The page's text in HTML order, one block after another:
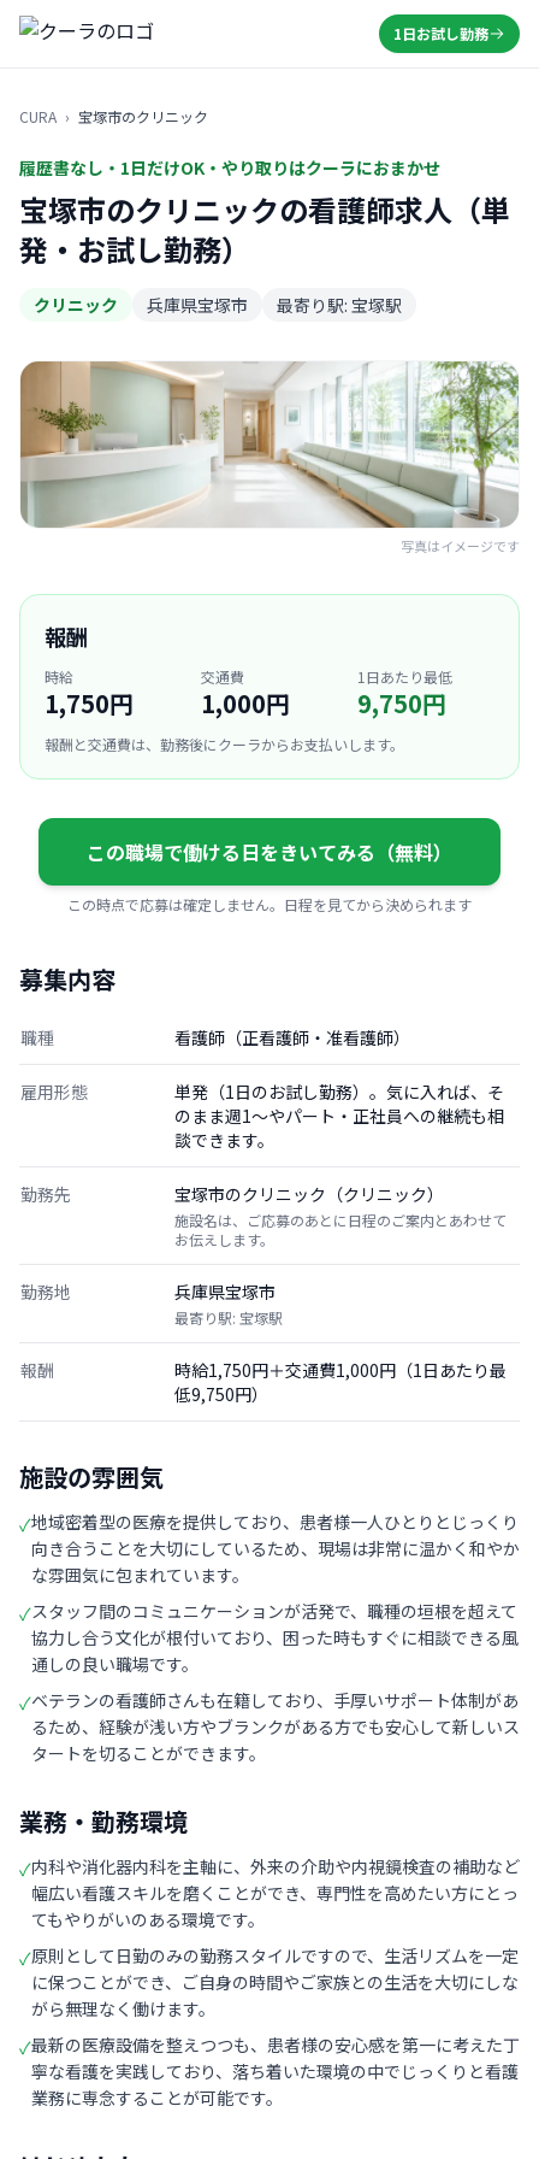
1日お試し勤務
CURA › 宝塚市のクリニック
履歴書なし・1日だけOK・やり取りはクーラにおまかせ
宝塚市のクリニックの看護師求人（単
発・お試し勤務）
クリニック 兵庫県宝塚市 最寄り駅: 宝塚駅
写真はイメージです
報酬
時給
1,750円
交通費
1,000円
1日あたり最低
9,750円
報酬と交通費は、勤務後にクーラからお支払いします。
この職場で働ける日をきいてみる（無料）
この時点で応募は確定しません。日程を見てから決められます
募集内容
職種 看護師（正看護師・准看護師）
雇用形態
単発（1日のお試し勤務）。気に入れば、そ
のまま週1〜やパート・正社員への継続も相
談できます。
勤務先 宝塚市のクリニック（クリニック）
施設名は、ご応募のあとに日程のご案内とあわせて
お伝えします。
勤務地 兵庫県宝塚市
最寄り駅: 宝塚駅
報酬
時給1,750円＋交通費1,000円（1日あたり最
低9,750円）
施設の雰囲気
✓地域密着型の医療を提供しており、患者様一人ひとりとじっくり
向き合うことを大切にしているため、現場は非常に温かく和やか
な雰囲気に包まれています。
✓スタッフ間のコミュニケーションが活発で、職種の垣根を超えて
協力し合う文化が根付いており、困った時もすぐに相談できる風
通しの良い職場です。
✓ベテランの看護師さんも在籍しており、手厚いサポート体制があ
るため、経験が浅い方やブランクがある方でも安心して新しいス
タートを切ることができます。
業務・勤務環境
✓内科や消化器内科を主軸に、外来の介助や内視鏡検査の補助など
幅広い看護スキルを磨くことができ、専門性を高めたい方にとっ
てもやりがいのある環境です。
✓原則として日勤のみの勤務スタイルですので、生活リズムを一定
に保つことができ、ご自身の時間やご家族との生活を大切にしな
がら無理なく働けます。
✓最新の医療設備を整えつつも、患者様の安心感を第一に考えた丁
寧な看護を実践しており、落ち着いた環境の中でじっくりと看護
業務に専念することが可能です。